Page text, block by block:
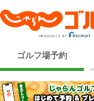
ゴルフ場予約